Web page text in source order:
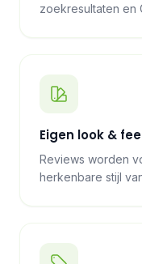
zoekresultaten en
Eigen look &
Reviews worden
herkenbare stijl